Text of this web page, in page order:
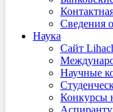
Сведения
Наука
Сайт
Научные
Конкурсы